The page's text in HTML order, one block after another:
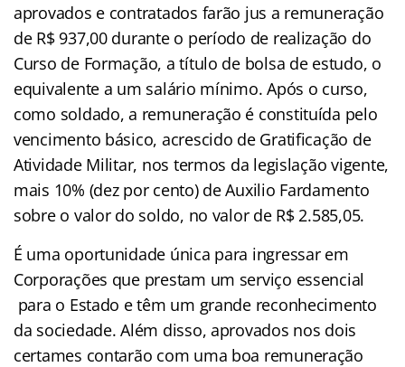
aprovados e contratados farão jus a remuneração
de R$ 937,00 durante o período de realização do
Curso de Formação, a título de bolsa de estudo, o
equivalente a um salário mínimo. Após o curso,
como soldado, a remuneração é constituída pelo
vencimento básico, acrescido de Gratificação de
Atividade Militar, nos termos da legislação vigente,
mais 10% (dez por cento) de Auxilio Fardamento
sobre o valor do soldo, no valor de R$ 2.585,05.
É uma oportunidade única para ingressar em
Corporações que prestam um serviço essencial
para o Estado e têm um grande reconhecimento
da sociedade. Além disso, aprovados nos dois
certames contarão com uma boa remuneração